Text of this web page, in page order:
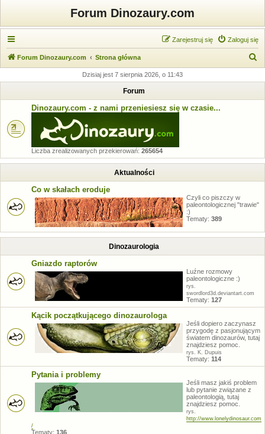
Forum Dinozaury.com
Zaloguj się
Zarejestruj się
Forum Dinozaury.com Strona główna
k
Dzisiaj jest 7 sierpnia 2026, o 11:43
Forum
Dinozaury.com - z nami przeniesiesz się w czasie...
Liczba zrealizowanych przekierowań: 265654
Aktualności
Co w skałach eroduje
Czyli co piszczy w
paleontologicznej "trawie"
:)
Tematy: 389
Dinozaurologia
Gniazdo raptorów
Luźne rozmowy
paleontologiczne :)
rys.
swordlord3d.deviantart.com
Tematy: 127
Kącik początkującego dinozaurologa
Jeśli dopiero zaczynasz
przygodę z pasjonującym
światem dinozaurów, tutaj
znajdziesz pomoc.
rys. K. Dupuis
Tematy: 114
Pytania i problemy
Jeśli masz jakiś problem
lub pytanie związane z
paleontologią, tutaj
znajdziesz pomoc.
rys.
http://www.lonelydinosaur.com
/
Tematy: 136